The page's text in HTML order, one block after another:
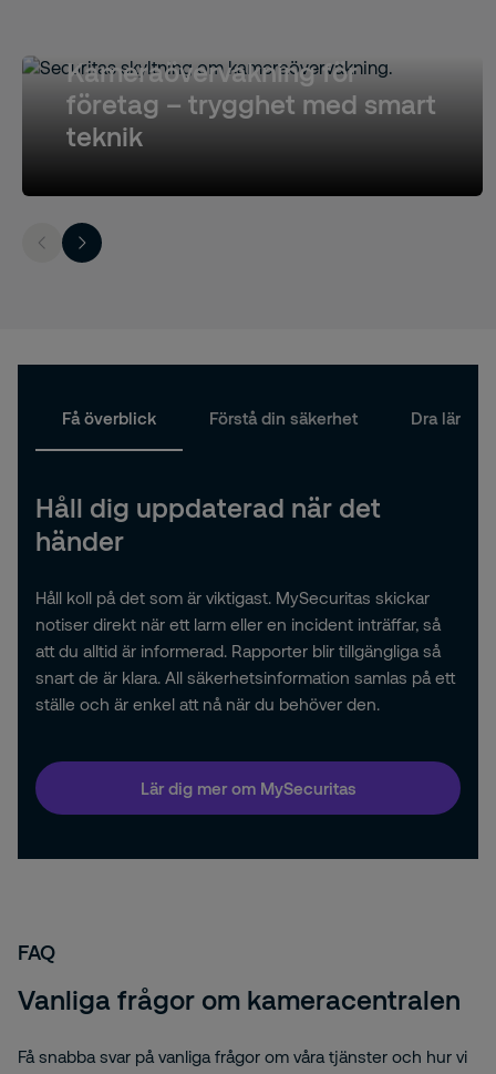
Kameraövervakning för
företag – trygghet med smart
teknik
Få överblick Förstå din säkerhet Dra
Håll dig uppdaterad när det
händer
Håll koll på det som är viktigast. MySecuritas skickar
notiser direkt när ett larm eller en incident inträffar, så
att du alltid är informerad. Rapporter blir tillgängliga så
snart de är klara. All säkerhetsinformation samlas på ett
ställe och är enkel att nå när du behöver den.
Lär dig mer om MySecuritas
FAQ
Vanliga frågor om kameracentralen
Få snabba svar på vanliga frågor om våra tjänster och hur vi